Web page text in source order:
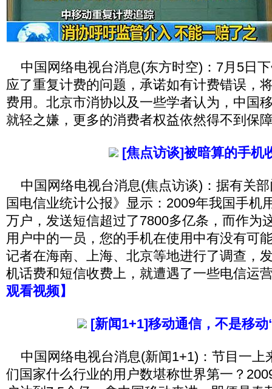
中国网络电视台消息(东方时空)：7月5日
应了重复计费的问题，承诺如有计费错误，
费用。北京市消协以及一些学者认为，中国
就轻之嫌，更多的消费者权益依然得不到保
[焦点访谈]被暗算的手机
中国网络电视台消息(焦点访谈)：据有关
国电信业统计公报》显示：2009年我国手机
万户，发送短信超过了7800多亿条，而作为
用户中的一员，您的手机在使用中有没有可
记者在海南、上海、北京等地进行了调查，
机话费和短信收费上，就遭遇了一些电信运
观看视频】
[新闻1+1]移动通信，不是移动
中国网络电视台消息(新闻1+1)：节目一上
们国家什么行业的用户数堪称世界第一？